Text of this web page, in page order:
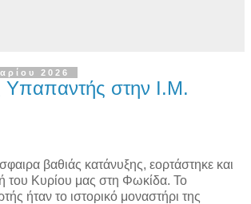
2026
Υπαπαντής στην Ι.Μ.
βαθιάς κατάνυξης, εορτάστηκε και
του Κυρίου μας στη Φωκίδα. Το
ήταν το ιστορικό μοναστήρι της